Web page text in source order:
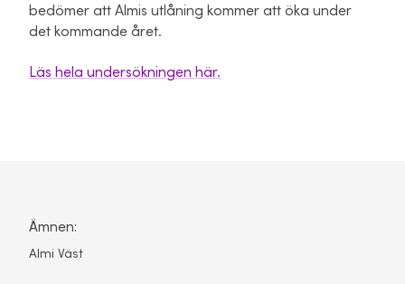
bedömer att Almis utlåning kommer att öka under
det kommande året.
Läs hela undersökningen här.
Ämnen:
Almi Väst